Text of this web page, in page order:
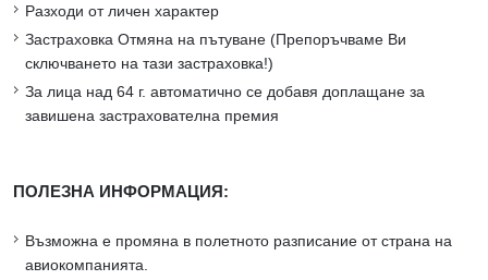
Разходи от личен характер
Застраховка Отмяна на пътуване (Препоръчваме Ви
сключването на тази застраховка!)
За лица над 64 г. автоматично се добавя доплащане за
завишена застрахователна премия
ПОЛЕЗНА ИНФОРМАЦИЯ:
Възможна е промяна в полетното разписание от страна на
авиокомпанията.